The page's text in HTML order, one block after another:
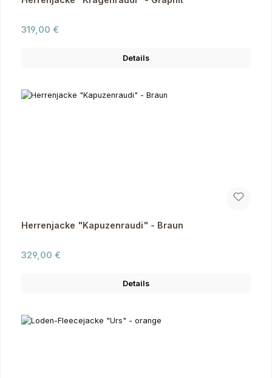
Regulärer Preis:
319,00 €
Details
Herrenjacke "Kapuzenraudi" - Braun
Regulärer Preis:
329,00 €
Details